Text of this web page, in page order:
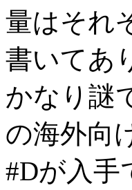
量はそれ
書いてあ
かなり謎
の海外向
#Dが入手